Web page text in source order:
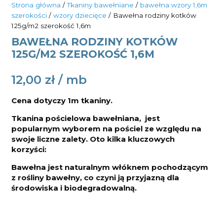
Strona główna /Tkaniny bawełniane / bawełna wzory 1,6m
szerokości/ wzory dziecięce / Bawełna rodziny kotków
125g/m2 szerokość 1,6m
BAWEŁNA RODZINY KOTKÓW
125G/M2 SZEROKOŚĆ 1,6M
12,00 zł
Cena dotyczy 1m tkaniny.
Tkanina pościelowa bawełniana, jest
popularnym wyborem na pościel ze względu na
swoje liczne zalety. Oto kilka kluczowych
korzyści:
Bawełna jest naturalnym włóknem pochodzącym
z rośliny bawełny, co czyni ją przyjazną dla
środowiska i biodegradowalną.